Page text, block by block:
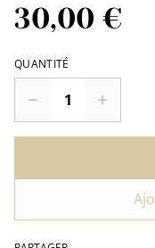
30,00 €
QUANTITÉ